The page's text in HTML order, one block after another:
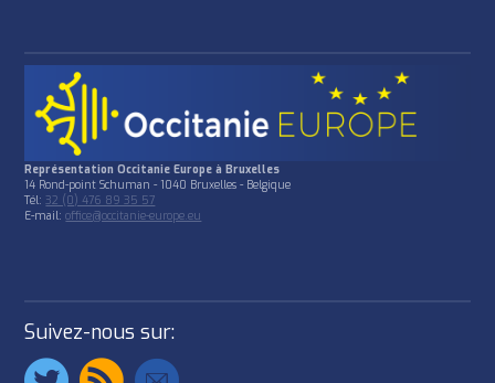
Représentation Occitanie Europe à Bruxelles
14 Rond-point Schuman - 1040 Bruxelles - Belgique
Tél:32 (0) 476 89 35 57
E-mail:office@occitanie-europe.eu
Suivez-nous sur: